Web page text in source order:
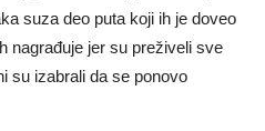
suza deo puta koji ih je doveo
nagrađuje jer su preživeli sve
su izabrali da se ponovo